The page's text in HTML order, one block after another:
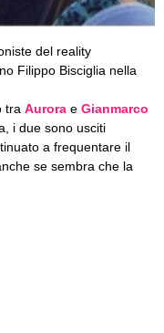
del reality
Filippo Bisciglia nella
tra Aurora e Gianmarco
i due sono usciti
a frequentare il
se sembra che la